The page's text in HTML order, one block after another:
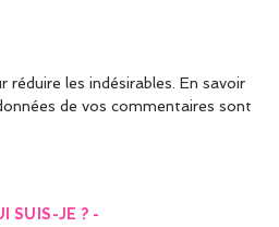
les indésirables. En savoir
de vos commentaires sont
SUIS-JE ? -